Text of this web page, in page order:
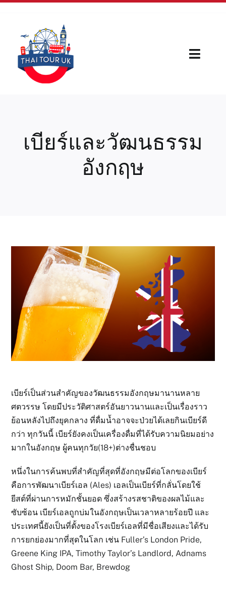
content
กีฬาเบียร์และวัฒนธรรม
อังกฤษ
เบียร์เป็นส่วนสำคัญของวัฒนธรรมอังกฤษมานานหลาย
ศตวรรษ โดยมีประวัติศาสตร์อันยาวนานและเป็นเรื่องราว
ย้อนหลังไปถึงยุคกลาง ที่ดื่มน้ำอาจจะป่วยได้เลยกินเบียร์ดี
กว่า ทุกวันนี้ เบียร์ยังคงเป็นเครื่องดื่มที่ได้รับความนิยมอย่าง
มากในอังกฤษ ผู้คนทุกวัย(18+)ต่างชื่นชอบ
หนึ่งในการค้นพบที่สำคัญที่สุดที่อังกฤษมีต่อโลกของเบียร์
คือการพัฒนาเบียร์เอล (Ales) เอลเป็นเบียร์ที่กลั่นโดยใช้
ยีสต์ที่ผ่านการหมักชั้นยอด ซึ่งสร้างรสชาติของผลไม้และ
ซับซ้อน เบียร์เอลถูกบ่มในอังกฤษเป็นเวลาหลายร้อยปี และ
ประเทศนี้ยังเป็นที่ตั้งของโรงเบียร์เอลที่มีชื่อเสียงและได้รับ
การยกย่องมากที่สุดในโลก เช่น Fuller’s London Pride,
Greene King IPA,Timothy Taylor’s Landlord, Adnams
Ghost Ship, Doom Bar, Brewdog